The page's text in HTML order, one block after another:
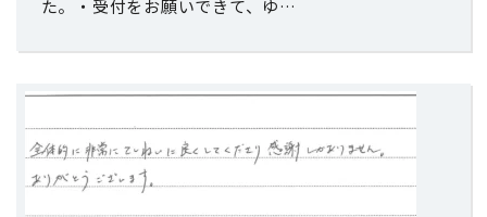
た。・受付をお願いできて、ゆ…